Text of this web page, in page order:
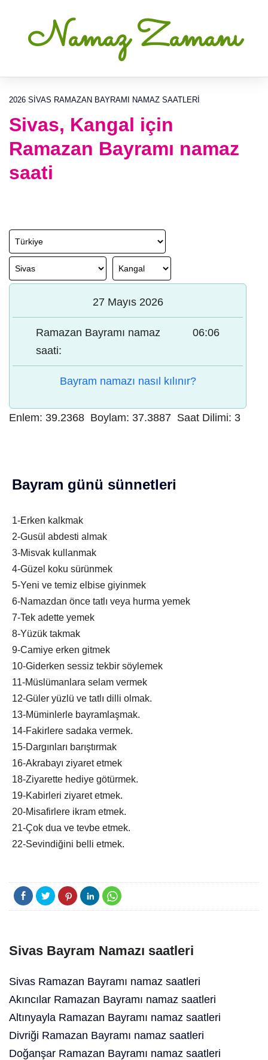
Namaz Zamanı
2026 SIVAS RAMAZAN BAYRAMI NAMAZ SAATLERI
Sivas, Kangal için
Ramazan Bayramı namaz
saati
27 Mayıs 2026
Ramazan Bayramı namaz
saati:
06:06
Bayram namazı nasıl kılınır?
Enlem: 39.2368 Boylam: 37.3887 Saat Dilimi: 3
Bayram günü sünnetleri
1-Erken kalkmak
2-Gusül abdesti almak
3-Misvak kullanmak
4-Güzel koku sürünmek
5-Yeni ve temiz elbise giyinmek
6-Namazdan önce tatlı veya hurma yemek
7-Tek adette yemek
8-Yüzük takmak
9-Camiye erken gitmek
10-Giderken sessiz tekbir söylemek
11-Müslümanlara selam vermek
12-Güler yüzlü ve tatlı dilli olmak.
13-Müminlerle bayramlaşmak.
14-Fakirlere sadaka vermek.
15-Dargınları barıştırmak
16-Akrabayı ziyaret etmek
18-Ziyarette hediye götürmek.
19-Kabirleri ziyaret etmek.
20-Misafirlere ikram etmek.
21-Çok dua ve tevbe etmek.
22-Sevindiğini belli etmek.
Sivas Bayram Namazı saatleri
Sivas Ramazan Bayramı namaz saatleri
Akıncılar Ramazan Bayramı namaz saatleri
Altınyayla Ramazan Bayramı namaz saatleri
Divriği Ramazan Bayramı namaz saatleri
Doğanşar Ramazan Bayramı namaz saatleri